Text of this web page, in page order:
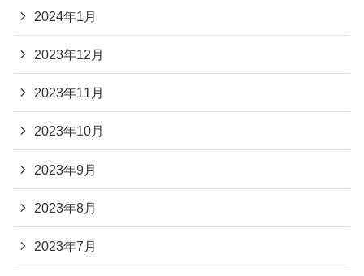
2024年1月
2023年12月
2023年11月
2023年10月
2023年9月
2023年8月
2023年7月